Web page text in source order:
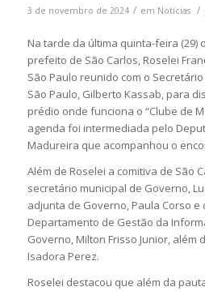
3 de novembro de 2024 / em Notícias /
Na tarde da última quinta-feira (29)
prefeito de São Carlos, Roselei
São Paulo reunido com o
São Paulo, Gilberto Kassab, para
prédio onde funciona o “Clube de
agenda foi intermediada pelo
Madureira que acompanhou o
Além de Roselei a comitiva de São
secretário municipal de Governo,
adjunta de Governo, Paula Corso e
Departamento de Gestão da
Governo, Milton Frisso Junior,
Isadora Perez.
Roselei destacou que além da